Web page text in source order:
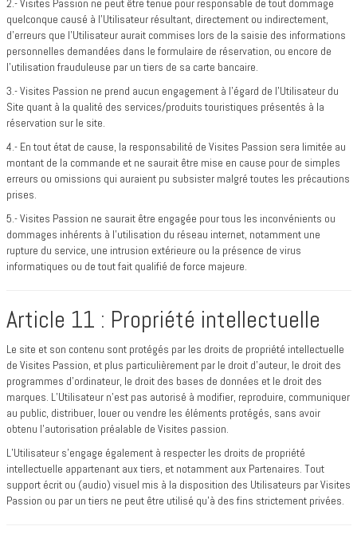
2.- Visites Passion ne peut être tenue pour responsable de tout dommage
quelconque causé à l’Utilisateur résultant, directement ou indirectement,
d’erreurs que l’Utilisateur aurait commises lors de la saisie des informations
personnelles demandées dans le formulaire de réservation, ou encore de
l’utilisation frauduleuse par un tiers de sa carte bancaire.
3.- Visites Passion ne prend aucun engagement à l’égard de l’Utilisateur du
Site quant à la qualité des services/produits touristiques présentés à la
réservation sur le site.
4.- En tout état de cause, la responsabilité de Visites Passion sera limitée au
montant de la commande et ne saurait être mise en cause pour de simples
erreurs ou omissions qui auraient pu subsister malgré toutes les précautions
prises.
5.- Visites Passion ne saurait être engagée pour tous les inconvénients ou
dommages inhérents à l’utilisation du réseau internet, notamment une
rupture du service, une intrusion extérieure ou la présence de virus
informatiques ou de tout fait qualifié de force majeure.
Article 11 : Propriété intellectuelle
Le site et son contenu sont protégés par les droits de propriété intellectuelle
de Visites Passion, et plus particulièrement par le droit d’auteur, le droit des
programmes d’ordinateur, le droit des bases de données et le droit des
marques. L’Utilisateur n’est pas autorisé à modifier, reproduire, communiquer
au public, distribuer, louer ou vendre les éléments protégés, sans avoir
obtenu l’autorisation préalable de Visites passion.
L’Utilisateur s’engage également à respecter les droits de propriété
intellectuelle appartenant aux tiers, et notamment aux Partenaires. Tout
support écrit ou (audio) visuel mis à la disposition des Utilisateurs par Visites
Passion ou par un tiers ne peut être utilisé qu’à des fins strictement privées.